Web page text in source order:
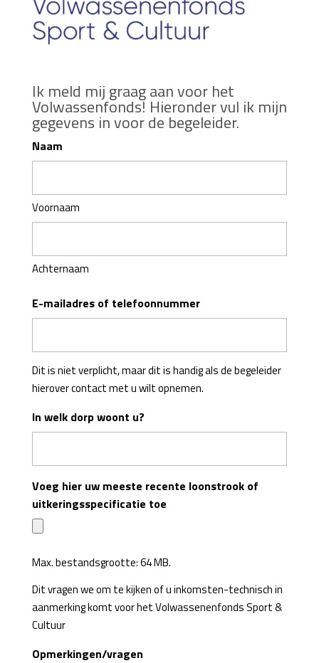
Ik meld mij graag aan voor het
Volwassenfonds! Hieronder vul ik mijn
gegevens in voor de begeleider.
Naam
Voornaam
Achternaam
E-mailadres of telefoonnummer
Dit is niet verplicht, maar dit is handig als de begeleider
hierover contact met u wilt opnemen.
In welk dorp woont u?
Voeg hier uw meeste recente loonstrook of
uitkeringsspecificatie toe
Max. bestandsgrootte: 64 MB.
Dit vragen we om te kijken of u inkomsten-technisch in
aanmerking komt voor het Volwassenenfonds Sport &
Cultuur
Opmerkingen/vragen